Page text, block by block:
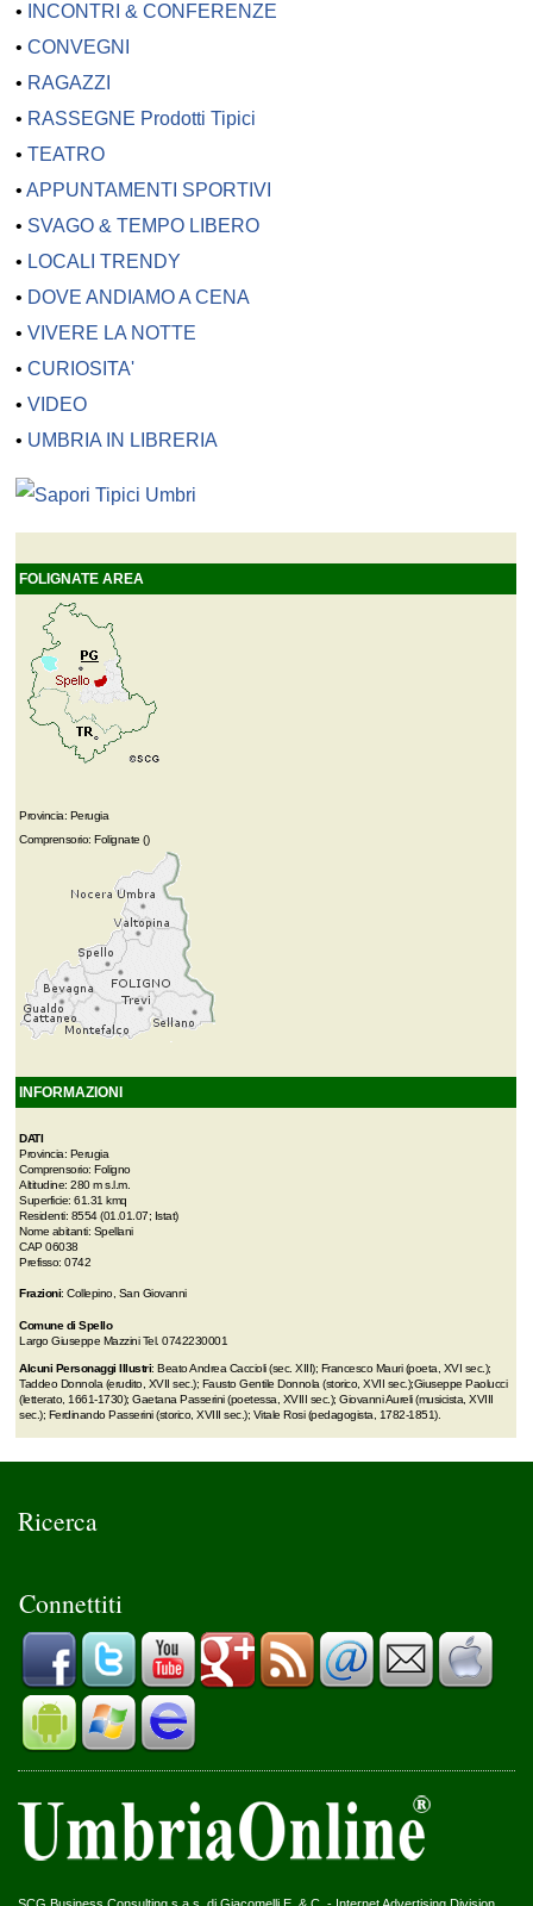
•
INCONTRI & CONFERENZE
•CONVEGNI
• RAGAZZI
• RASSEGNE Prodotti Tipici
•TEATRO
•APPUNTAMENTI SPORTIVI
• SVAGO & TEMPO LIBERO
• LOCALI TRENDY
• DOVE ANDIAMO A CENA
•VIVERE LA NOTTE
•CURIOSITA'
•VIDEO
• UMBRIA IN LIBRERIA
FOLIGNATE AREA
Provincia: Perugia
Comprensorio: Folignate ()
INFORMAZIONI
DATI
Provincia: Perugia
Comprensorio: Foligno
Altitudine: 280 m s.l.m.
Superficie: 61.31 kmq
Residenti: 8554 (01.01.07; Istat)
Nome abitanti: Spellani
CAP 06038
Prefisso: 0742
Frazioni: Collepino, San Giovanni
Comune di Spello
Largo Giuseppe Mazzini Tel. 0742230001
Alcuni Personaggi Illustri: Beato Andrea Caccioli (sec. XIII); Francesco Mauri (poeta, XVI sec.);
Taddeo Donnola (erudito, XVII sec.); Fausto Gentile Donnola (storico, XVII sec.);Giuseppe Paolucci
(letterato, 1661-1730); Gaetana Passerini (poetessa, XVIII sec.); Giovanni Aureli (musicista, XVIII
sec.); Ferdinando Passerini (storico, XVIII sec.); Vitale Rosi (pedagogista, 1782-1851).
Ricerca
Connettiti